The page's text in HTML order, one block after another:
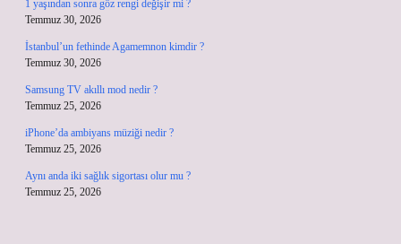
1 yaşından sonra göz rengi değişir mi ?
Temmuz 30, 2026
İstanbul’un fethinde Agamemnon kimdir ?
Temmuz 30, 2026
Samsung TV akıllı mod nedir ?
Temmuz 25, 2026
iPhone’da ambiyans müziği nedir ?
Temmuz 25, 2026
Aynı anda iki sağlık sigortası olur mu ?
Temmuz 25, 2026